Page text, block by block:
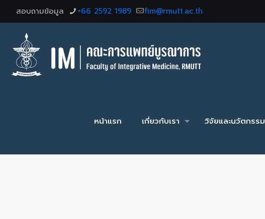
สอบถามข้อมูล +66 2592 1989 fim@rmutt.ac.th
หน้าแรก เกี่ยวกับเรา วิจัยและนวัตกรรม